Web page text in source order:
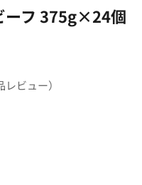
ーフ 375g×24個
レビュー）